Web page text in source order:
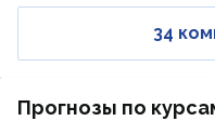
34
Прогнозы по